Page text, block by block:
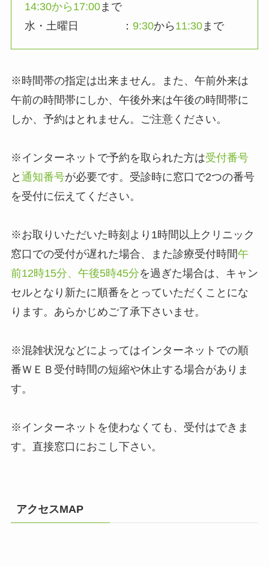
14:30から17:00まで
水・土曜日 ：9:30から 11:30まで
※時間帯の指定は出来ません。また、午前外来は
午前の時間帯にしか、午後外来は午後の時間帯に
しか、予約はとれません。ご注意ください。
※インターネットで予約を取られた方は受付番号
と 通知番号が必要です。受診時に窓口で2つの番号
を受付に伝えてください。
※お取りいただいた時刻より1時間以上クリニック
窓口での受付が遅れた場合、また診療受付時間午
前12時15分、午後5時45分を過ぎた場合は、キャン
セルとなり新たに順番をとっていただくことにな
ります。あらかじめご了承下さいませ。
※混雑状況などによってはインターネットでの順
番ＷＥＢ受付時間の短縮や休止する場合がありま
す。
※インターネットを使わなくても、受付はできま
す。直接窓口におこし下さい。
アクセスMAP